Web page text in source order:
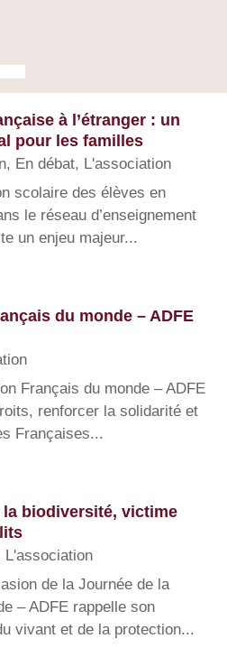
à l’étranger : un
pour les familles
, En débat, L'association
scolaire des élèves en
le réseau d’enseignement
un enjeu majeur...
du monde – ADFE
Français du monde – ADFE
renforcer la solidarité et
Françaises...
la biodiversité, victime
L'association
de la Journée de la
– ADFE rappelle son
vivant et de la protection...